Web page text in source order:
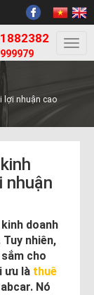
lợi nhuận cao
nhuận
doanh
nhiên,
cho
ưu là thuê
Nó